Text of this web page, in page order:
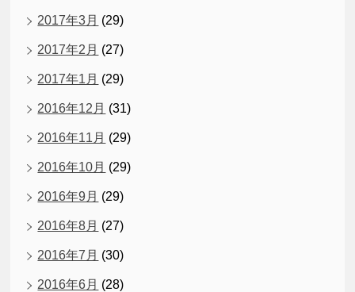
2017年3月 (29)
2017年2月 (27)
2017年1月 (29)
2016年12月 (31)
2016年11月 (29)
2016年10月 (29)
2016年9月 (29)
2016年8月 (27)
2016年7月 (30)
2016年6月 (28)